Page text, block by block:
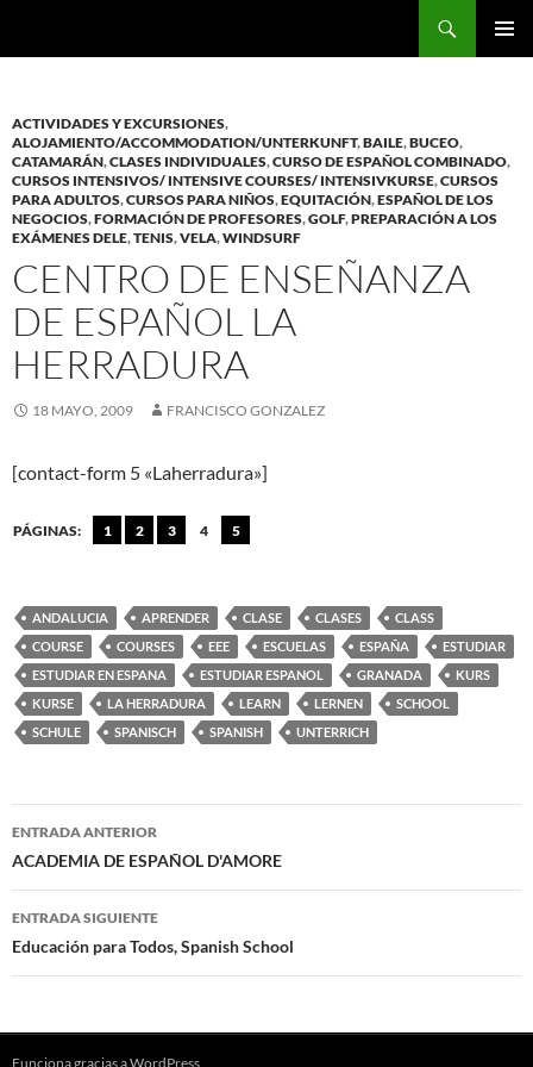
ACTIVIDADES Y EXCURSIONES,
ALOJAMIENTO/ACCOMMODATION/UNTERKUNFT,BAILE,BUCEO,
CATAMARÁN,CLASES INDIVIDUALES,CURSO DE ESPAÑOL COMBINADO,
CURSOS INTENSIVOS/ INTENSIVE COURSES/ INTENSIVKURSE,CURSOS
PARA ADULTOS,CURSOS PARA NIÑOS,EQUITACIÓN,ESPAÑOL DE LOS
NEGOCIOS,FORMACIÓN DE PROFESORES,GOLF,PREPARACIÓN A LOS
EXÁMENES DELE,TENIS,VELA,WINDSURF
CENTRO DE ENSEÑANZA
DE ESPAÑOL LA
HERRADURA
18 MAYO, 2009 FRANCISCO GONZALEZ
[contact-form 5 «Laherradura»]
PÁGINAS: 1 2 3 4 5
ANDALUCIA APRENDER CLASE CLASES
CLASS
COURSE
COURSES EEE ESCUELAS ESPAÑA
ESTUDIAR
ESTUDIAR EN ESPANA
ESTUDIAR ESPANOL GRANADA
KURS
KURSE
LA HERRADURA LEARN LERNEN
SCHOOL
SCHULE
SPANISCH SPANISH UNTERRICH
Navegación
de
entradas
ENTRADA ANTERIOR
ACADEMIA DE ESPAÑOL D'AMORE
ENTRADA SIGUIENTE
Educación para Todos, Spanish School
Funciona gracias a WordPress